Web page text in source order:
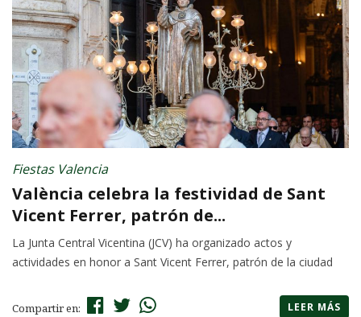
Fiestas Valencia
València celebra la festividad de Sant
Vicent Ferrer, patrón de...
La Junta Central Vicentina (JCV) ha organizado actos y
actividades en honor a Sant Vicent Ferrer, patrón de la ciudad
Compartir en: LEER MÁS